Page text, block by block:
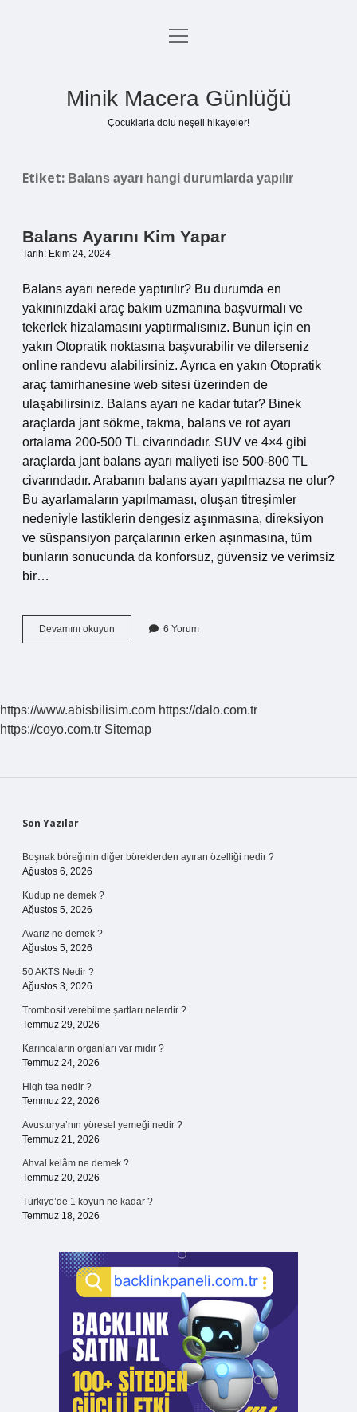
Anasayfa
menüyü
Minik Macera Günlüğü
Çocuklarla dolu neşeli hikayeler!
Etiket: Balans ayarı hangi durumlarda yapılır
Balans Ayarını Kim Yapar
Tarih: Ekim 24, 2024
Balans ayarı nerede yaptırılır? Bu durumda en
yakınınızdaki araç bakım uzmanına başvurmalı ve
tekerlek hizalamasını yaptırmalısınız. Bunun için en
yakın Otopratik noktasına başvurabilir ve dilerseniz
online randevu alabilirsiniz. Ayrıca en yakın Otopratik
araç tamirhanesine web sitesi üzerinden de
ulaşabilirsiniz. Balans ayarı ne kadar tutar? Binek
araçlarda jant sökme, takma, balans ve rot ayarı
ortalama 200-500 TL civarındadır. SUV ve 4×4 gibi
araçlarda jant balans ayarı maliyeti ise 500-800 TL
civarındadır. Arabanın balans ayarı yapılmazsa ne olur?
Bu ayarlamaların yapılmaması, oluşan titreşimler
nedeniyle lastiklerin dengesiz aşınmasına, direksiyon
ve süspansiyon parçalarının erken aşınmasına, tüm
bunların sonucunda da konforsuz, güvensiz ve verimsiz
bir…
Devamını okuyun
Ayarını
6 Yorum
https://www.abisbilisim.com https://dalo.com.tr
https://coyo.com.tr Sitemap
Sidebar
Son Yazılar
Boşnak böreğinin diğer böreklerden ayıran özelliği nedir ?
Ağustos 6, 2026
Kudup ne demek ?
Ağustos 5, 2026
Avarız ne demek ?
Ağustos 5, 2026
50 AKTS Nedir ?
Ağustos 3, 2026
Trombosit verebilme şartları nelerdir ?
Temmuz 29, 2026
Karıncaların organları var mıdır ?
Temmuz 24, 2026
High tea nedir ?
Temmuz 22, 2026
Avusturya’nın yöresel yemeği nedir ?
Temmuz 21, 2026
Ahval kelâm ne demek ?
Temmuz 20, 2026
Türkiye’de 1 koyun ne kadar ?
Temmuz 18, 2026